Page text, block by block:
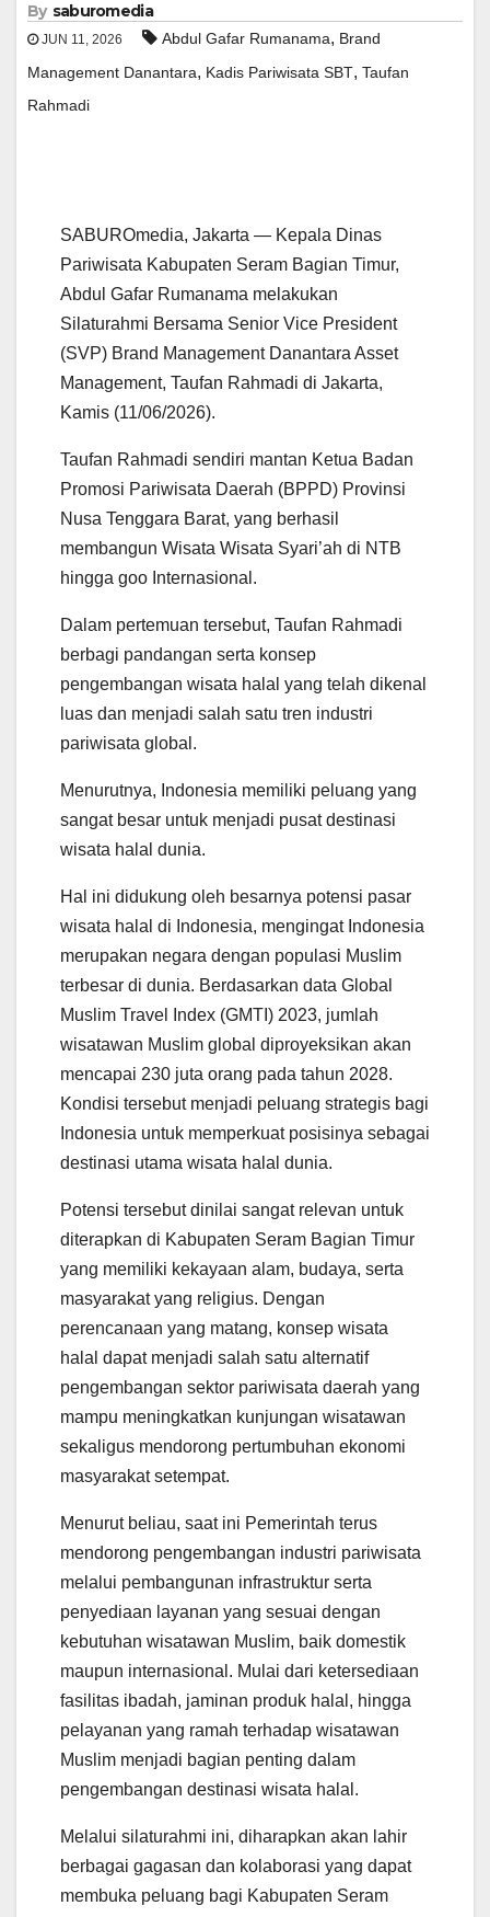
By saburomedia
JUN 11, 2026 Abdul Gafar Rumanama, Brand
Management Danantara, Kadis Pariwisata SBT, Taufan
Rahmadi
SABUROmedia, Jakarta — Kepala Dinas
Pariwisata Kabupaten Seram Bagian Timur,
Abdul Gafar Rumanama melakukan
Silaturahmi Bersama Senior Vice President
(SVP) Brand Management Danantara Asset
Management, Taufan Rahmadi di Jakarta,
Kamis (11/06/2026).
Taufan Rahmadi sendiri mantan Ketua Badan
Promosi Pariwisata Daerah (BPPD) Provinsi
Nusa Tenggara Barat, yang berhasil
membangun Wisata Wisata Syari’ah di NTB
hingga goo Internasional.
Dalam pertemuan tersebut, Taufan Rahmadi
berbagi pandangan serta konsep
pengembangan wisata halal yang telah dikenal
luas dan menjadi salah satu tren industri
pariwisata global.
Menurutnya, Indonesia memiliki peluang yang
sangat besar untuk menjadi pusat destinasi
wisata halal dunia.
Hal ini didukung oleh besarnya potensi pasar
wisata halal di Indonesia, mengingat Indonesia
merupakan negara dengan populasi Muslim
terbesar di dunia. Berdasarkan data Global
Muslim Travel Index (GMTI) 2023, jumlah
wisatawan Muslim global diproyeksikan akan
mencapai 230 juta orang pada tahun 2028.
Kondisi tersebut menjadi peluang strategis bagi
Indonesia untuk memperkuat posisinya sebagai
destinasi utama wisata halal dunia.
Potensi tersebut dinilai sangat relevan untuk
diterapkan di Kabupaten Seram Bagian Timur
yang memiliki kekayaan alam, budaya, serta
masyarakat yang religius. Dengan
perencanaan yang matang, konsep wisata
halal dapat menjadi salah satu alternatif
pengembangan sektor pariwisata daerah yang
mampu meningkatkan kunjungan wisatawan
sekaligus mendorong pertumbuhan ekonomi
masyarakat setempat.
Menurut beliau, saat ini Pemerintah terus
mendorong pengembangan industri pariwisata
melalui pembangunan infrastruktur serta
penyediaan layanan yang sesuai dengan
kebutuhan wisatawan Muslim, baik domestik
maupun internasional. Mulai dari ketersediaan
fasilitas ibadah, jaminan produk halal, hingga
pelayanan yang ramah terhadap wisatawan
Muslim menjadi bagian penting dalam
pengembangan destinasi wisata halal.
Melalui silaturahmi ini, diharapkan akan lahir
berbagai gagasan dan kolaborasi yang dapat
membuka peluang bagi Kabupaten Seram